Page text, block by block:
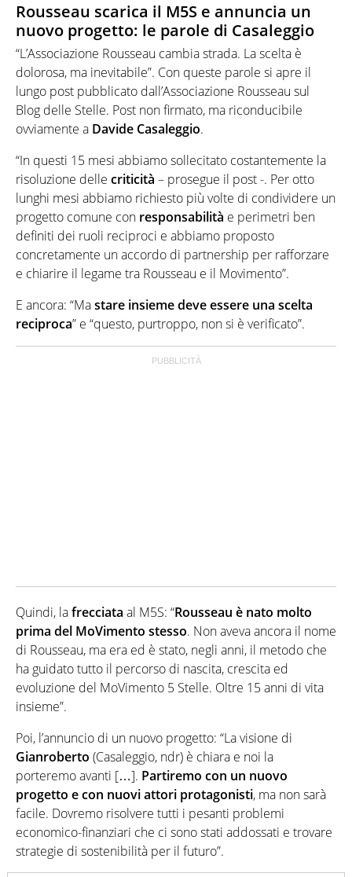
Rousseau scarica il M5S e annuncia un
nuovo progetto: le parole di Casaleggio
“L’Associazione Rousseau cambia strada. La scelta è
dolorosa, ma inevitabile”. Con queste parole si apre il
lungo post pubblicato dall’Associazione Rousseau sul
Blog delle Stelle. Post non firmato, ma riconducibile
ovviamente a Davide Casaleggio.
“In questi 15 mesi abbiamo sollecitato costantemente la
risoluzione delle criticità – prosegue il post -. Per otto
lunghi mesi abbiamo richiesto più volte di condividere un
progetto comune con responsabilità e perimetri ben
definiti dei ruoli reciproci e abbiamo proposto
concretamente un accordo di partnership per rafforzare
e chiarire il legame tra Rousseau e il Movimento”.
E ancora: “Mastare insieme deve essere una scelta
reciproca” e “questo, purtroppo, non si è verificato”.
Quindi, lafrecciata al M5S: “Rousseau è nato molto
prima del MoVimento stesso. Non aveva ancora il nome
di Rousseau, ma era ed è stato, negli anni, il metodo che
ha guidato tutto il percorso di nascita, crescita ed
evoluzione del MoVimento 5 Stelle. Oltre 15 anni di vita
insieme”.
Poi, l’annuncio di un nuovo progetto: “La visione di
Gianroberto (Casaleggio, ndr) è chiara e noi la
porteremo avanti […]. Partiremo con un nuovo
progetto e con nuovi attori protagonisti, ma non sarà
facile. Dovremo risolvere tutti i pesanti problemi
economico-finanziari che ci sono stati addossati e trovare
strategie di sostenibilità per il futuro”.